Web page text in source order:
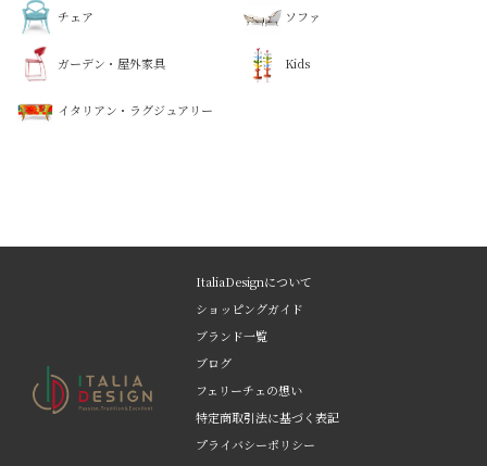
チェア ソファ
ガーデン・屋外家具 Kids
イタリアン・ラグジュアリー
ItaliaDesignについて
ショッピングガイド
ブランド一覧
ブログ
フェリーチェの想い
特定商取引法に基づく表記
プライバシーポリシー